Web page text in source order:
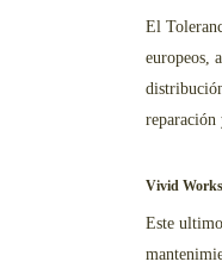
El
europeos,
reparación
Vivid
Este